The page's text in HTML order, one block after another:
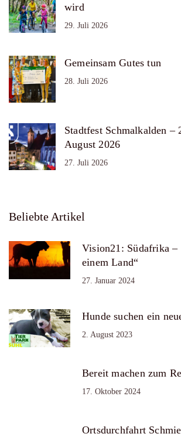
wird
29. Juli 2026
Gemeinsam Gutes tun
28. Juli 2026
Stadtfest Schmalkalden –
August 2026
27. Juli 2026
Beliebte Artikel
Vision21: Südafrika
einem Land“
27. Januar 2024
Hunde suchen ein
2. August 2023
Bereit machen zum
17. Oktober 2024
Ortsdurchfahrt